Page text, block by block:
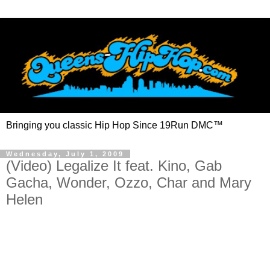
Bringing you classic Hip Hop Since 19Run DMC™
Wednesday, July 1, 2009
(Video) Legalize It feat. Kino, Gab
Gacha, Wonder, Ozzo, Char and Mary
Helen